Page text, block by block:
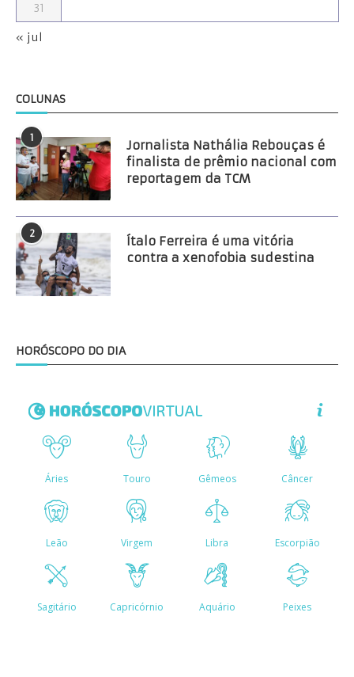
31
« jul
COLUNAS
1
Jornalista Nathália Rebouças é
finalista de prêmio nacional com
reportagem da TCM
2
Ítalo Ferreira é uma vitória
contra a xenofobia sudestina
HORÓSCOPO DO DIA